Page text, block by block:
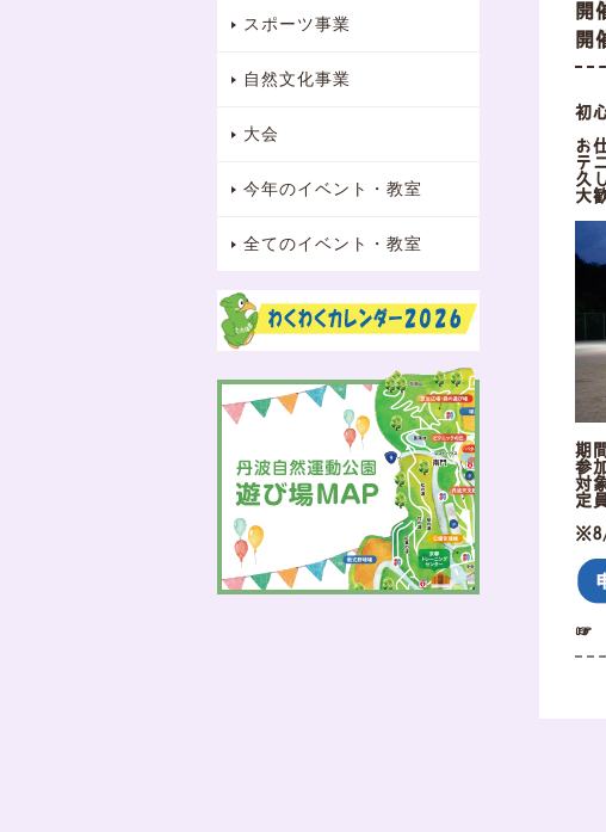
スポーツ事業
自然文化事業
大会
今年のイベント・教室
全てのイベント・教室
開
開
初
お
テ
久
大
期
参
対
定
※8/
☞